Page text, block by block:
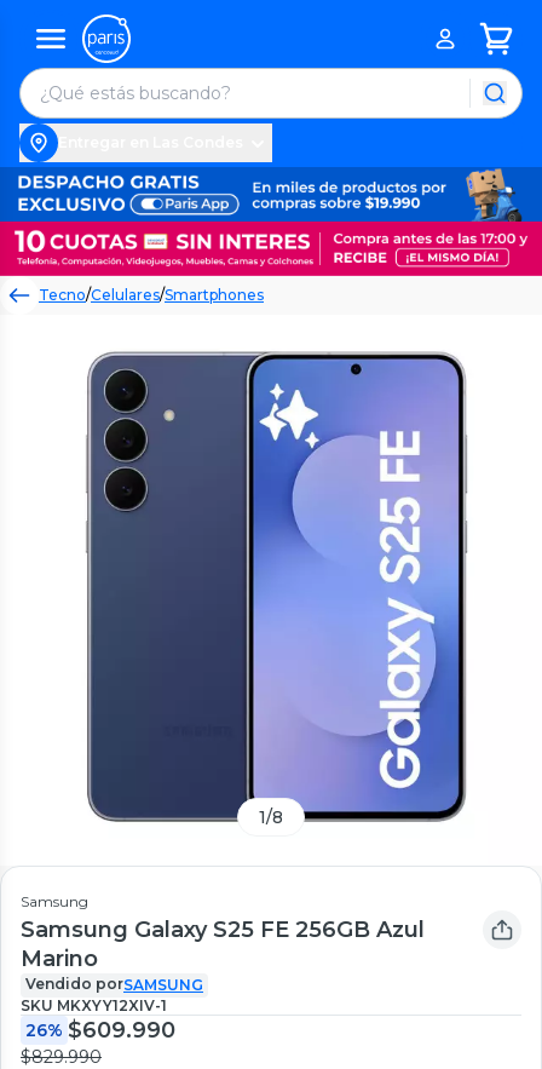
Tecno/Celulares/Smartphones
1/8
Samsung
Samsung Galaxy S25 FE 256GB Azul
Marino
Vendido porSAMSUNG
SKU MKXYY12XIV-1
26% $609.990
$829.990